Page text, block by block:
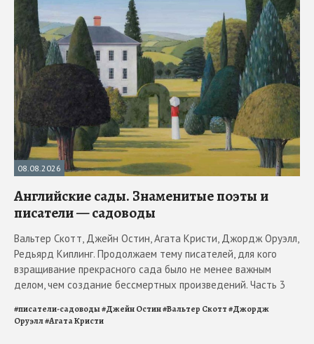
08.08.2026
Английские сады. Знаменитые поэты и
писатели — садоводы
Вальтер Скотт, Джейн Остин, Агата Кристи, Джордж Оруэлл,
Редьярд Киплинг. Продолжаем тему писателей, для кого
взращивание прекрасного сада было не менее важным
делом, чем создание бессмертных произведений. Часть 3
#писатели-садоводы#Джейн Остин#Вальтер Скотт#Джордж
Оруэлл#Агата Кристи